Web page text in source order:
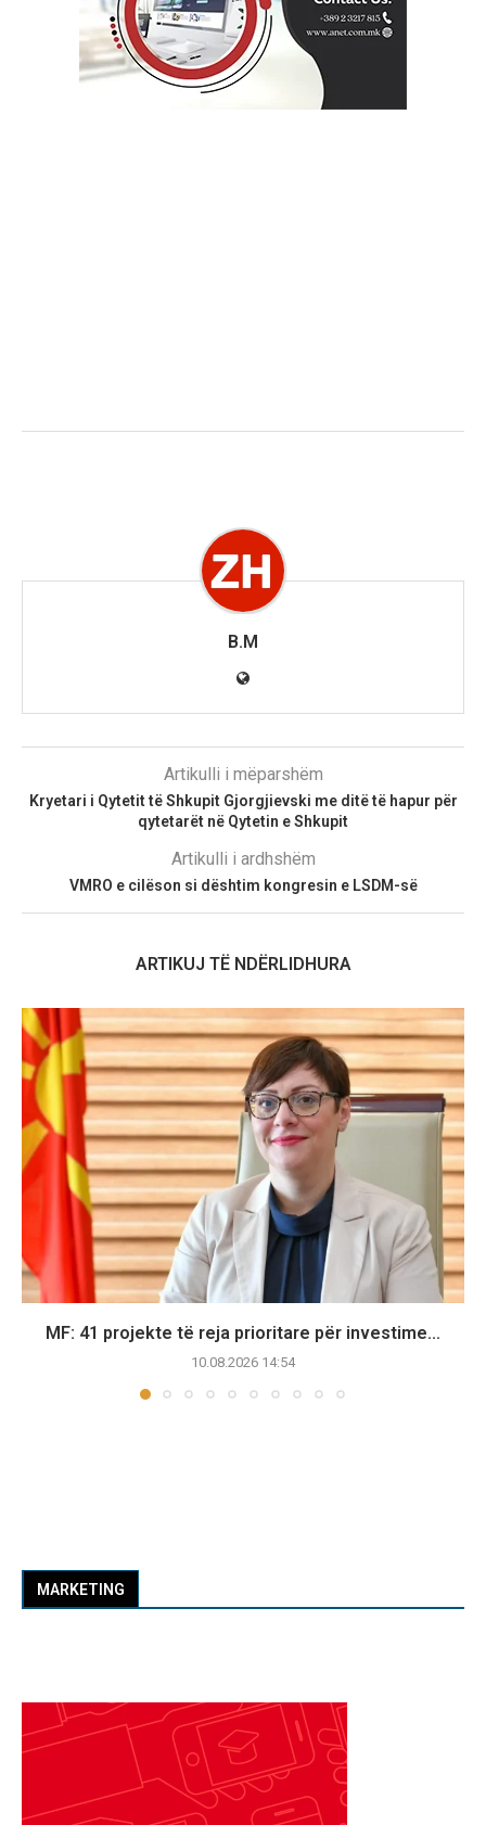
B.M
Artikulli i mëparshëm
Kryetari i Qytetit të Shkupit Gjorgjievski me ditë të hapur për
qytetarët në Qytetin e Shkupit
Artikulli i ardhshëm
VMRO e cilëson si dështim kongresin e LSDM-së
ARTIKUJ TË NDËRLIDHURA
MF: 41 projekte të reja prioritare për investime...
10.08.2026 14:54
MARKETING